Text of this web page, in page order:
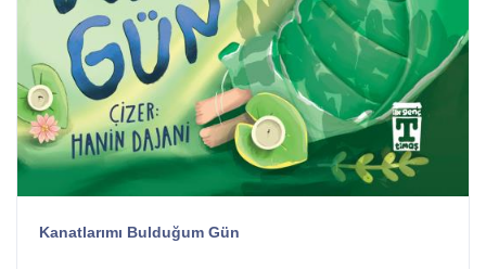
Kanatlarımı Bulduğum Gün